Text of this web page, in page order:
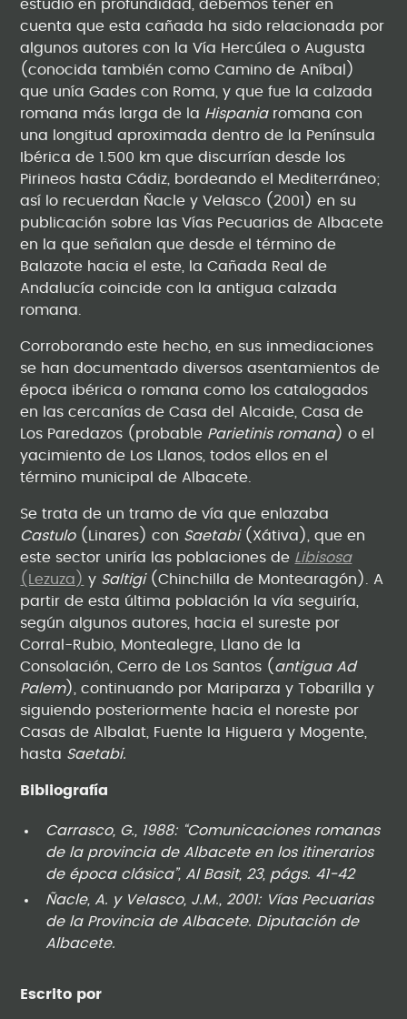
Escrito por
estudio en profundidad, debemos tener en
cuenta que esta cañada ha sido relacionada por
algunos autores con la Vía Hercúlea o Augusta
(conocida también como Camino de Aníbal)
que unía Gades con Roma, y que fue la calzada
romana más larga de la Hispaniaromana con
una longitud aproximada dentro de la Península
Ibérica de 1.500 km que discurrían desde los
Pirineos hasta Cádiz, bordeando el Mediterráneo;
así lo recuerdan Ñacle y Velasco (2001) en su
publicación sobre las Vías Pecuarias de Albacete
en la que señalan que desde el término de
Balazote hacia el este, la Cañada Real de
Andalucía coincide con la antigua calzada
romana.
Corroborando este hecho, en sus inmediaciones
se han documentado diversos asentamientos de
época ibérica o romana como los catalogados
en las cercanías de Casa del Alcaide, Casa de
Los Paredazos (probable Parietinis romana) o el
yacimiento de Los Llanos, todos ellos en el
término municipal de Albacete.
Se trata de un tramo de vía que enlazaba
Castulo(Linares) con Saetabi(Xátiva), que en
este sector uniría las poblaciones de Libisosa
(Lezuza) y Saltigi(Chinchilla de Montearagón). A
partir de esta última población la vía seguiría,
según algunos autores, hacia el sureste por
Corral-Rubio, Montealegre, Llano de la
Consolación, Cerro de Los Santos ( antigua Ad
Palem), continuando por Mariparza y Tobarilla y
siguiendo posteriormente hacia el noreste por
Casas de Albalat, Fuente la Higuera y Mogente,
hasta Saetabi.
Bibliografía
Carrasco, G., 1988: “Comunicaciones romanas
de la provincia de Albacete en los itinerarios
de época clásica”, Al Basit, 23, págs. 41-42
Ñacle, A. y Velasco, J.M., 2001: Vías Pecuarias
de la Provincia de Albacete. Diputación de
Albacete.